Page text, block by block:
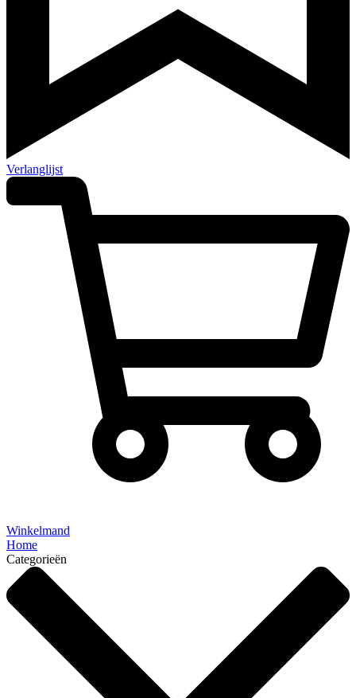
Verlanglijst
Winkelmand
Home
Categorieën